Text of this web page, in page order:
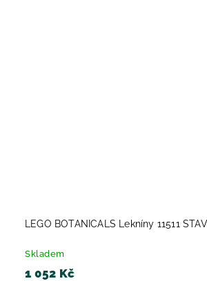
LEGO BOTANICALS Lekníny 11511
Skladem
1 052 Kč